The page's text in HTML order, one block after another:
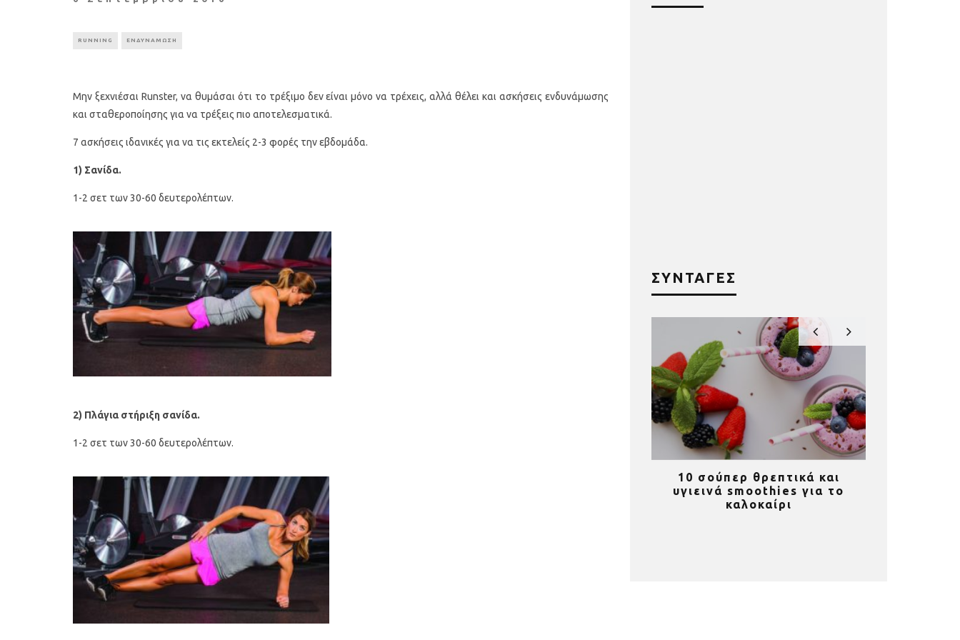
RUNNING ΕΝΔΥΝΑΜΩΣΗ
Μην ξεχνιέσαι Runster, να θυμάσαι ότι το τρέξιμο δεν είναι μόνο να τρέχεις, αλλά θέλει και ασκήσεις ενδυνάμωσης
και σταθεροποίησης για να τρέξεις πιο αποτελεσματικά.
7 ασκήσεις ιδανικές για να τις εκτελείς 2-3 φορές την εβδομάδα.
1) Σανίδα.
1-2 σετ των 30-60 δευτερολέπτων.
2) Πλάγια στήριξη σανίδα.
1-2 σετ των 30-60 δευτερολέπτων.
ΣΥΝΤΑΓΕΣ
Οι 4 πιο λαχταριστές βελουτέ
σούπες για τον χειμώνα
5 γρήγορα και υγιεινά σνακ
10 σούπερ θρεπτικά και
υγιεινά smoothies για το
καλοκαίρι